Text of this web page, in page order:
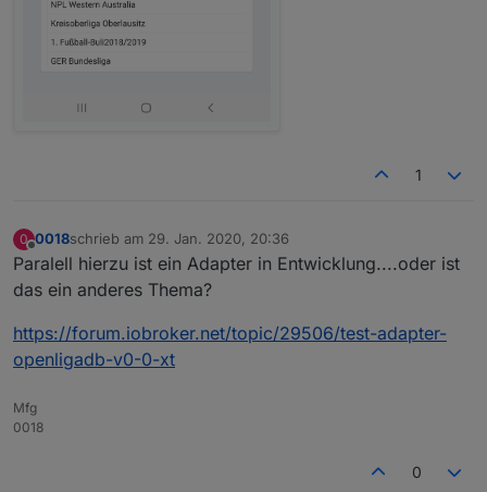
1
0
Offline
0018schrieb am 29. Jan. 2020, 20:36
zuletzt editiert von
Paralell hierzu ist ein Adapter in Entwicklung....oder ist
das ein anderes Thema?
https://forum.iobroker.net/topic/29506/test-adapter-
openligadb-v0-0-xt
Mfg
0018
0